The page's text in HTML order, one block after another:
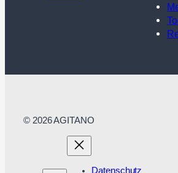
© 2026 AGITANO
Datenschutz